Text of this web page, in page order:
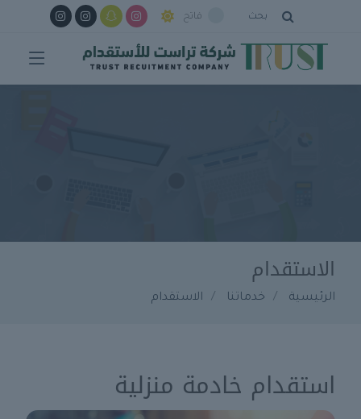
بحث فاتح
الاستقدام
الرئيسية خدماتنا الاستقدام
استقدام خادمة منزلية